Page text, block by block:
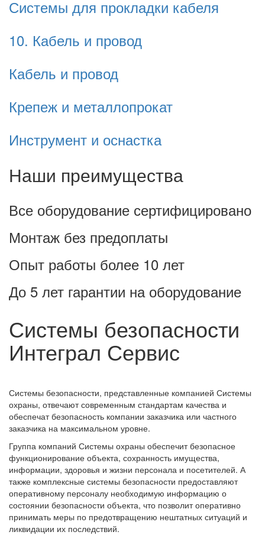
Системы для прокладки кабеля
10. Кабель и провод
Кабель и провод
Крепеж и металлопрокат
Инструмент и оснастка
Наши преимущества
Все оборудование сертифицировано
Монтаж без предоплаты
Опыт работы более 10 лет
До 5 лет гарантии на оборудование
Системы безопасности
Интеграл Сервис
Системы безопасности, представленные компанией Системы
охраны, отвечают современным стандартам качества и
обеспечат безопасность компании заказчика или частного
заказчика на максимальном уровне.
Группа компаний Системы охраны обеспечит безопасное
функционирование объекта, сохранность имущества,
информации, здоровья и жизни персонала и посетителей. А
также комплексные системы безопасности предоставляют
оперативному персоналу необходимую информацию о
состоянии безопасности объекта, что позволит оперативно
принимать меры по предотвращению нештатных ситуаций и
ликвидации их последствий.